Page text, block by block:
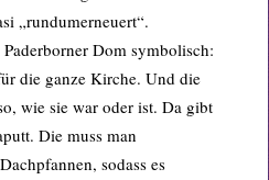
„rundumerneuert“.
Dom symbolisch:
die ganze Kirche. Und die
wie sie war oder ist. Da gibt
Die muss man
sodass es